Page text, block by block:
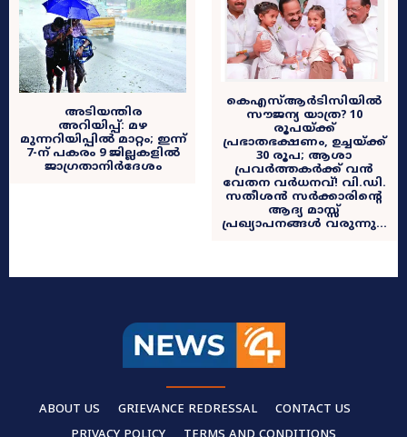
അടിയന്തിര
അറിയിപ്പ്: മഴ
മുന്നറിയിപ്പിൽ മാറ്റം; ഇന്ന്
7-ന് പകരം 9 ജില്ലകളിൽ
ജാഗ്രതാനിർദേശം
കെഎസ്ആർടിസിയിൽ
സൗജന്യ യാത്ര? 10
രൂപയ്ക്ക്
പ്രഭാതഭക്ഷണം, ഉച്ചയ്ക്ക്
30 രൂപ; ആശാ
പ്രവർത്തകർക്ക് വൻ
വേതന വർധനവ്! വി.ഡി.
സതീശൻ സർക്കാരിന്റെ
ആദ്യ മാസ്സ്
പ്രഖ്യാപനങ്ങൾ വരുന്നു…
ABOUT US GRIEVANCE REDRESSAL
CONTACT US